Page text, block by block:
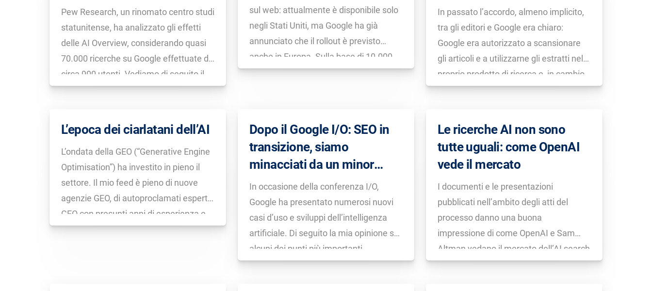
Pew Research, un rinomato centro studi
statunitense, ha analizzato gli effetti
delle AI Overview, considerando quasi
70.000 ricerche su Google effettuate da
circa 900 utenti. Vediamo di seguito il
responso. Mentre per i risultati senza AI
[…]
sul web: attualmente è disponibile solo
negli Stati Uniti, ma Google ha già
annunciato che il rollout è previsto
anche in Europa. Sulla base di 10.000
keyword, abbiamo analizzato quali
In passato l’accordo, almeno implicito,
tra gli editori e Google era chiaro:
Google era autorizzato a scansionare
gli articoli e a utilizzarne gli estratti nel
proprio prodotto di ricerca e, in cambio,
gli editori ricevevano visitatori tramite la
abbastanza interessante da attirare […]
L’epoca dei ciarlatani dell’AI
L’ondata della GEO (“Generative Engine
Optimisation”) ha investito in pieno il
settore. Il mio feed è pieno di nuove
agenzie GEO, di autoproclamati esperti
GEO con presunti anni di esperienza e
tante altre ovvie sciocchezze che
Dopo il Google I/O: SEO in
transizione, siamo
minacciati da un minor
traffico a causa dell’AI?
In occasione della conferenza I/O,
Google ha presentato numerosi nuovi
casi d’uso e sviluppi dell’intelligenza
artificiale. Di seguito la mia opinione su
alcuni dei punti più importanti.
Le ricerche AI non sono
tutte uguali: come OpenAI
vede il mercato
I documenti e le presentazioni
pubblicati nell’ambito degli atti del
processo danno una buona
impressione di come OpenAI e Sam
Altman vedano il mercato dell’AI search
e dei chatbot AI. Sebbene lo stesso